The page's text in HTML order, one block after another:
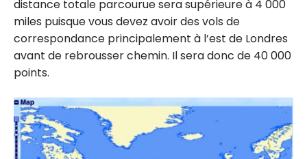
distance totale parcourue sera supérieure à 4 000
miles puisque vous devez avoir des vols de
correspondance principalement à l’est de Londres
avant de rebrousser chemin. Il sera donc de 40 000
points.